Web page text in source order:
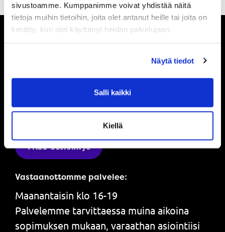
sivustoamme. Kumppanimme voivat yhdistää näitä
tietoja muihin tietoihin, joita olet antanut heille tai joita on
kerätty, kun olet käyttänyt heidän palvelujaan.
Näytä tiedot
Salli kaikki
Kiellä
tarjouksemme.
Tilaa uutiskirje
Vastaanottomme palvelee:
Maanantaisin klo 16-19
Palvelemme tarvittaessa muina aikoina
sopimuksen mukaan, varaathan asiointiisi